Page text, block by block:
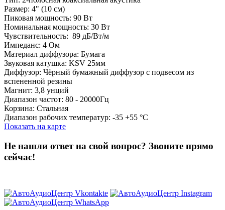
Размер: 4" (10 см)
Пиковая мощность: 90 Вт
Номинальная мощность: 30 Вт
Чувствительность: 89 дБ/Вт/м
Импеданс: 4 Ом
Материал диффузора: Бумага
Звуковая катушка: KSV 25мм
Диффузор: Чёрный бумажный диффузор с подвесом из
вспененной резины
Магнит: 3,8 унций
Диапазон частот: 80 - 20000Гц
Корзина: Стальная
Диапазон рабочих температур: -35 +55 °С
Показать на карте
Не нашли ответ на свой вопрос? Звоните прямо
сейчас!